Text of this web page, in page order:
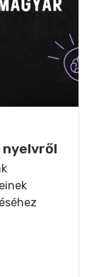
nyelvről